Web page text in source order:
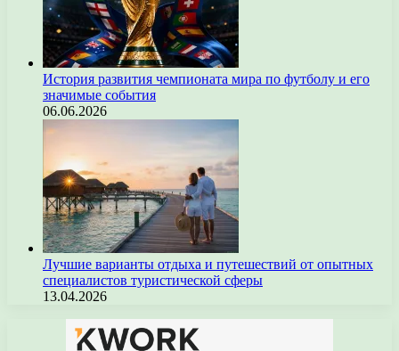
История развития чемпионата мира по футболу и его
значимые события
06.06.2026
Лучшие варианты отдыха и путешествий от опытных
специалистов туристической сферы
13.04.2026